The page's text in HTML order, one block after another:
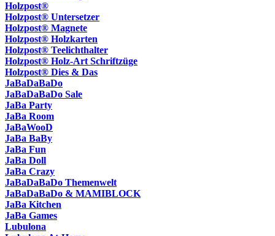
Holzpost®
Holzpost® Untersetzer
Holzpost® Magnete
Holzpost® Holzkarten
Holzpost® Teelichthalter
Holzpost® Holz-Art Schriftzüge
Holzpost® Dies & Das
JaBaDaBaDo
JaBaDaBaDo Sale
JaBa Party
JaBa Room
JaBaWooD
JaBa BaBy
JaBa Fun
JaBa Doll
JaBa Crazy
JaBaDaBaDo Themenwelt
JaBaDaBaDo & MAMIBLOCK
JaBa Kitchen
JaBa Games
Lubulona